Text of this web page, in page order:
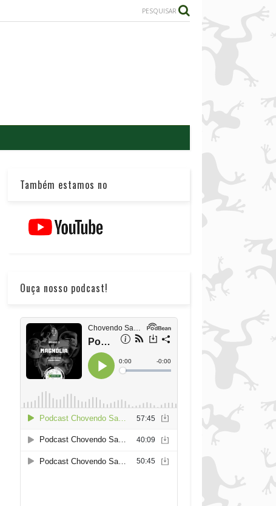
PESQUISAR
Também estamos no
Ouça nosso podcast!